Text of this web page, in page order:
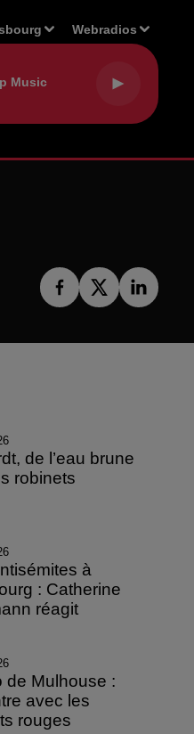
Webradios
de l’eau brune
robinets
à
: Catherine
réagit
de Mulhouse :
avec les
rouges